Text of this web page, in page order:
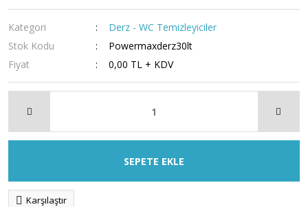
Kategori
Derz - WC Temizleyiciler
Stok Kodu
Powermaxderz30lt
Fiyat
0,00 TL + KDV
SEPETE EKLE
Karşılaştır